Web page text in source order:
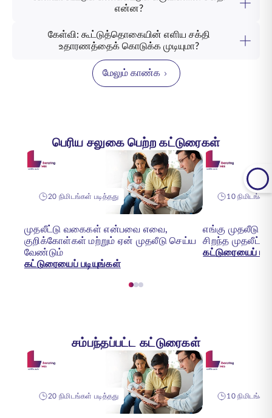
என்ன?
கேள்வி: கூட்டுத்தொகையின் எளிய சக்தி
உதாரணத்தைக் கொடுக்க முடியுமா?
மேலும் காண்க
பெரிய சலுகை பெற்ற கட்டுரைகள்
20 நிமிடங்கள் படித்தது
முதலீட்டு வகைகள் என்பவை எவை,
குறிக்கோள்கள் மற்றும் ஏன் முதலீடு செய்ய
வேண்டும்
கட்டுரையைப் படியுங்கள்
10 நிமிடங்கள்
எங்கு முதலீடு
சிறந்த
கட்டுரையைப்
சம்பந்தப்பட்ட கட்டுரைகள்
20 நிமிடங்கள் படித்தது 10 நிமிடங்கள்